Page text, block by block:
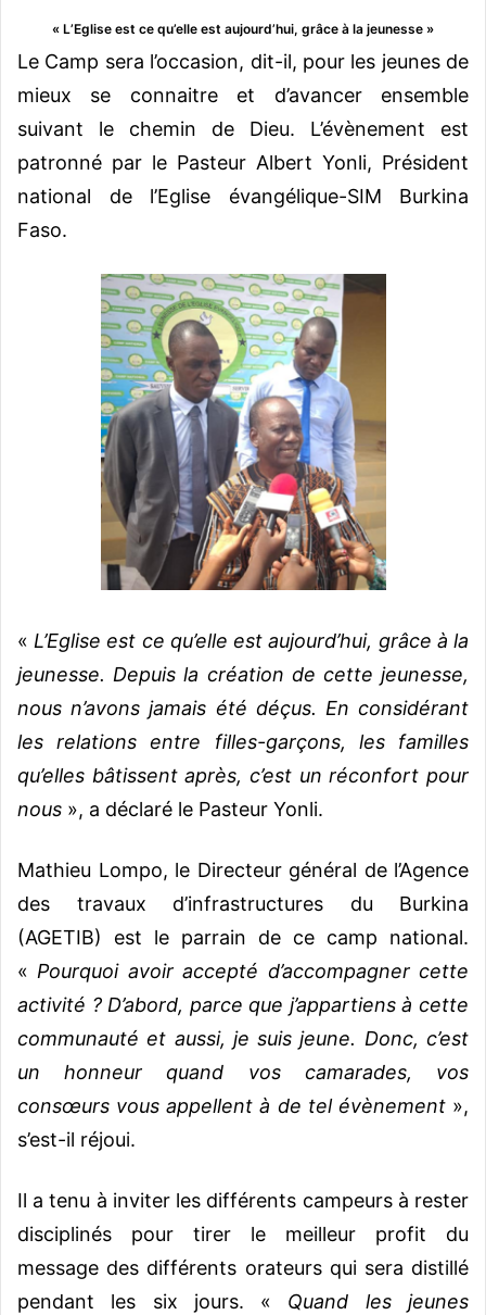
« L’Eglise est ce qu’elle est aujourd’hui, grâce à la jeunesse »
Le Camp sera l’occasion, dit-il, pour les jeunes de
mieux se connaitre et d’avancer ensemble
suivant le chemin de Dieu. L’évènement est
patronné par le Pasteur Albert Yonli, Président
national de l’Eglise évangélique-SIM Burkina
Faso.
«L’Eglise est ce qu’elle est aujourd’hui, grâce à la
jeunesse. Depuis la création de cette jeunesse,
nous n’avons jamais été déçus. En considérant
les relations entre filles-garçons, les familles
qu’elles bâtissent après, c’est un réconfort pour
nous », a déclaré le Pasteur Yonli.
Mathieu Lompo, le Directeur général de l’Agence
des travaux d’infrastructures du Burkina
(AGETIB) est le parrain de ce camp national.
«Pourquoi avoir accepté d’accompagner cette
activité ? D’abord, parce que j’appartiens à cette
communauté et aussi, je suis jeune. Donc, c’est
un honneur quand vos camarades, vos
consœurs vous appellent à de tel évènement»,
s’est-il réjoui.
Il a tenu à inviter les différents campeurs à rester
disciplinés pour tirer le meilleur profit du
message des différents orateurs qui sera distillé
pendant les six jours. « Quand les jeunes